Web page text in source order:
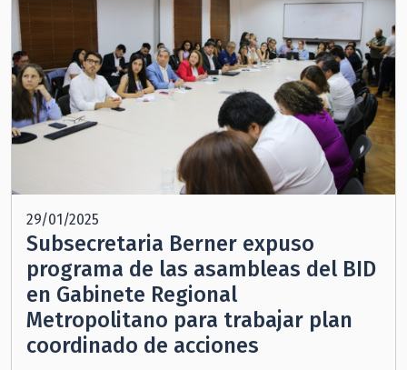
29/01/2025
Subsecretaria Berner expuso
programa de las asambleas del BID
en Gabinete Regional
Metropolitano para trabajar plan
coordinado de acciones